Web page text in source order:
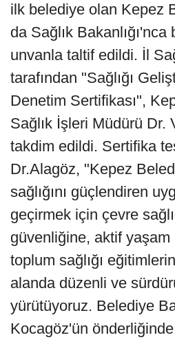
ilk belediye olan Kepez
da Sağlık Bakanlığı'nca
unvanla taltif edildi. İl
tarafından "Sağlığı
Denetim Sertifikası",
Sağlık İşleri Müdürü Dr.
takdim edildi. Sertifika
Dr.Alagöz, "Kepez
sağlığını güçlendiren
geçirmek için çevre
güvenliğine, aktif yaşam
toplum sağlığı
alanda düzenli ve
yürütüyoruz. Belediye
Kocagöz'ün